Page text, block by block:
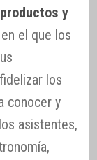
y
el que los
los
conocer y
asistentes,